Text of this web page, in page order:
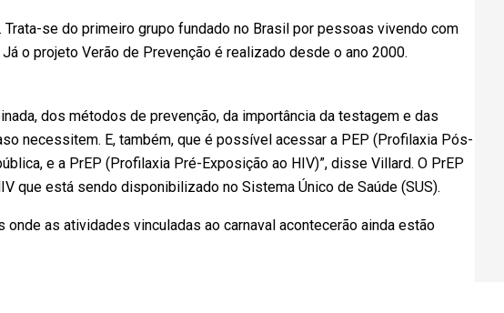
se do primeiro grupo fundado no Brasil por pessoas vivendo com
o projeto Verão de Prevenção é realizado desde o ano 2000.
dos métodos de prevenção, da importância da testagem e das
necessitem. E, também, que é possível acessar a PEP (Profilaxia Pós-
e a PrEP (Profilaxia Pré-Exposição ao HIV)”, disse Villard. O PrEP
que está sendo disponibilizado no Sistema Único de Saúde (SUS).
as atividades vinculadas ao carnaval acontecerão ainda estão